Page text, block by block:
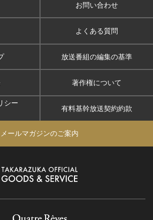
お問い合わせ
よくある質問
放送番組の編集の基準
著作権について
シー
有料基幹放送契約約款
メールマガジンのご案内